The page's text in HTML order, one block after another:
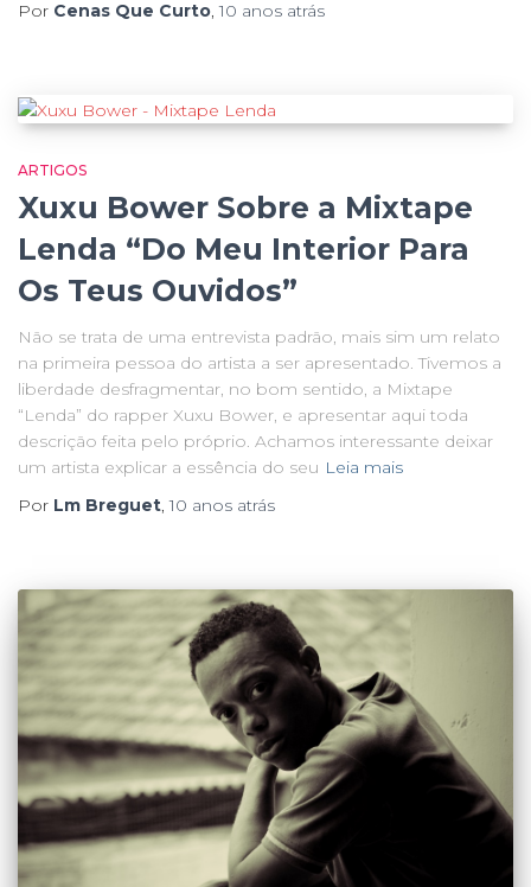
Por Cenas Que Curto,10 anos atrás
ARTIGOS
Xuxu Bower Sobre a Mixtape
Lenda “Do Meu Interior Para
Os Teus Ouvidos”
Não se trata de uma entrevista padrão, mais sim um relato
na primeira pessoa do artista a ser apresentado. Tivemos a
liberdade desfragmentar, no bom sentido, a Mixtape
“Lenda” do rapper Xuxu Bower, e apresentar aqui toda
descrição feita pelo próprio. Achamos interessante deixar
um artista explicar a essência do seu Leia mais
Por Lm Breguet,10 anos atrás